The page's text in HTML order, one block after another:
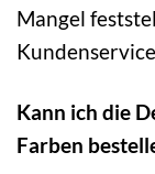
Mangel
Kann ich die
Farben